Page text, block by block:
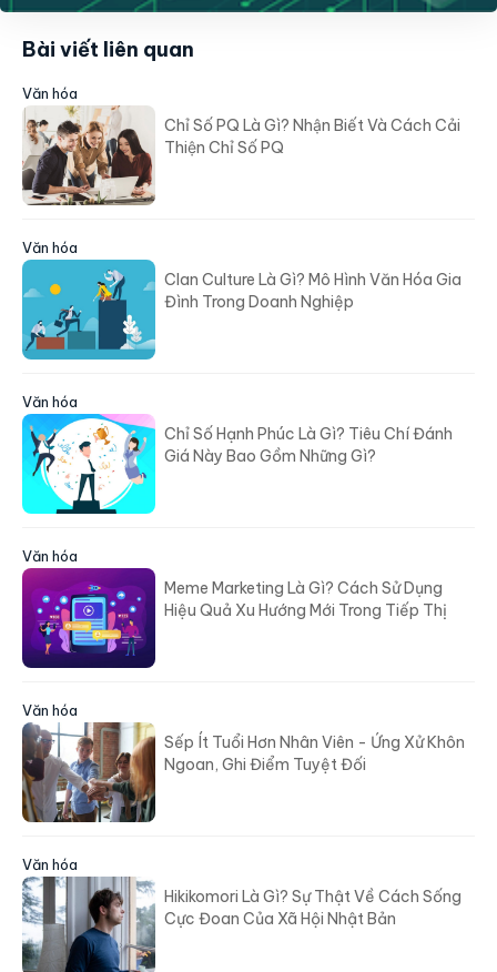
Bài viết liên quan
Văn hóa
Chỉ Số PQ Là Gì? Nhận Biết Và Cách Cải
Thiện Chỉ Số PQ
Văn hóa
Clan Culture Là Gì? Mô Hình Văn Hóa Gia
Đình Trong Doanh Nghiệp
Văn hóa
Chỉ Số Hạnh Phúc Là Gì? Tiêu Chí Đánh
Giá Này Bao Gồm Những Gì?
Văn hóa
Meme Marketing Là Gì? Cách Sử Dụng
Hiệu Quả Xu Hướng Mới Trong Tiếp Thị
Văn hóa
Sếp Ít Tuổi Hơn Nhân Viên - Ứng Xử Khôn
Ngoan, Ghi Điểm Tuyệt Đối
Văn hóa
Hikikomori Là Gì? Sự Thật Về Cách Sống
Cực Đoan Của Xã Hội Nhật Bản